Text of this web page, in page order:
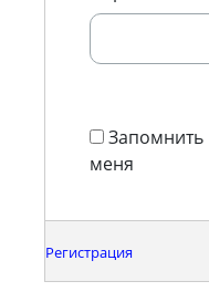
Запомнить
меня
Регистрация